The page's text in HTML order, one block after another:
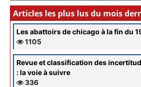
Articles les plus lus du mois
Les abattoirs de chicago à la fin du
1105
Revue et classification des
: la voie à suivre
336